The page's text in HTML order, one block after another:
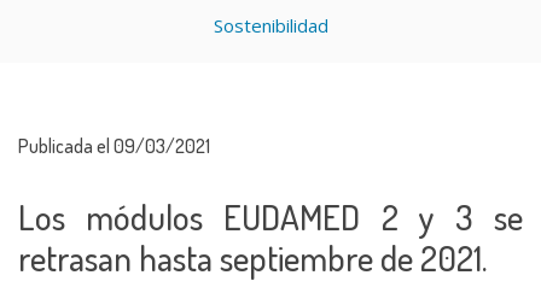
Sostenibilidad
Publicada el 09/03/2021
Los módulos EUDAMED 2 y 3 se
retrasan hasta septiembre de 2021.